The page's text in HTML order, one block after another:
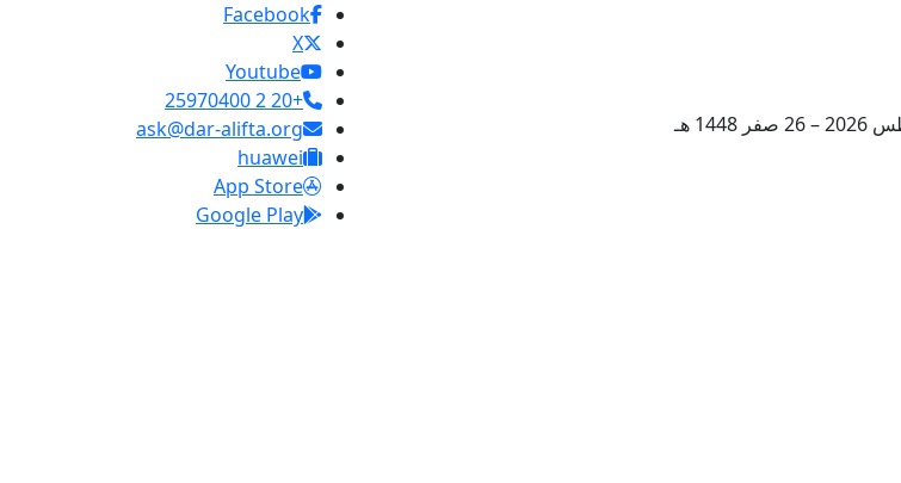
Facebook
X
Youtube
+20 2 25970400
ask@dar-alifta.org
huawei
App Store
Google Play